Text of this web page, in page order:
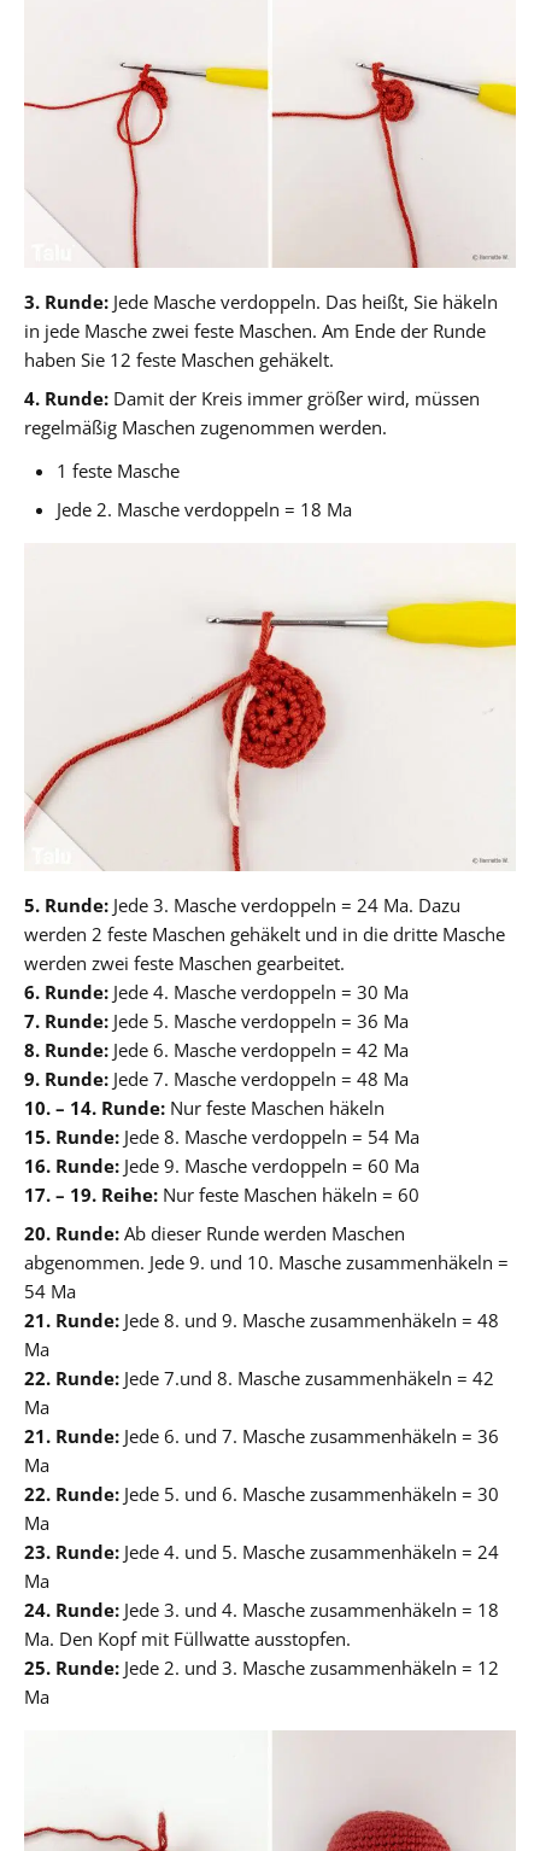
3. Runde: Jede Masche verdoppeln. Das heißt, Sie häkeln
in jede Masche zwei feste Maschen. Am Ende der Runde
haben Sie 12 feste Maschen gehäkelt.
4. Runde: Damit der Kreis immer größer wird, müssen
regelmäßig Maschen zugenommen werden.
1 feste Masche
Jede 2. Masche verdoppeln = 18 Ma
5. Runde: Jede 3. Masche verdoppeln = 24 Ma. Dazu
werden 2 feste Maschen gehäkelt und in die dritte Masche
werden zwei feste Maschen gearbeitet.
6. Runde: Jede 4. Masche verdoppeln = 30 Ma
7. Runde: Jede 5. Masche verdoppeln = 36 Ma
8. Runde: Jede 6. Masche verdoppeln = 42 Ma
9. Runde: Jede 7. Masche verdoppeln = 48 Ma
10. – 14. Runde: Nur feste Maschen häkeln
15. Runde: Jede 8. Masche verdoppeln = 54 Ma
16. Runde: Jede 9. Masche verdoppeln = 60 Ma
17. – 19. Reihe: Nur feste Maschen häkeln = 60
20. Runde: Ab dieser Runde werden Maschen
abgenommen. Jede 9. und 10. Masche zusammenhäkeln =
54 Ma
21. Runde: Jede 8. und 9. Masche zusammenhäkeln = 48
Ma
22. Runde: Jede 7.und 8. Masche zusammenhäkeln = 42
Ma
21. Runde: Jede 6. und 7. Masche zusammenhäkeln = 36
Ma
22. Runde: Jede 5. und 6. Masche zusammenhäkeln = 30
Ma
23. Runde: Jede 4. und 5. Masche zusammenhäkeln = 24
Ma
24. Runde: Jede 3. und 4. Masche zusammenhäkeln = 18
Ma. Den Kopf mit Füllwatte ausstopfen.
25. Runde: Jede 2. und 3. Masche zusammenhäkeln = 12
Ma